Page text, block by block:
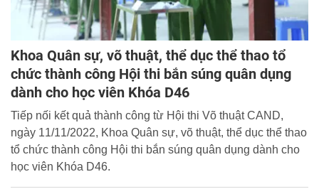
Khoa Quân sự, võ thuật, thể dục thể thao tổ
chức thành công Hội thi bắn súng quân dụng
dành cho học viên Khóa D46
Tiếp nối kết quả thành công từ Hội thi Võ thuật CAND,
ngày 11/11/2022, Khoa Quân sự, võ thuật, thể dục thể thao
tổ chức thành công Hội thi bắn súng quân dụng dành cho
học viên Khóa D46.